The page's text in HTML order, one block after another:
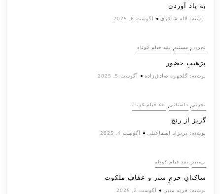
به یاد آوردن
نوشته: لاله شاکری آگوست 6, 2025
تجربی, مستند, نقد فیلم کوتاه
پرَهیب‌ِ حضور
نوشته: گلچهره صادق‌زاده آگوست 5, 2025
تجربی, داستانی, نقد فیلم کوتاه
گریز از رنج
نوشته: پریزاد اسماعیلی آگوست 4, 2025
مستند, نقد فیلم کوتاه
ساکنانِ حرمِ ستر و عفافِ ملکوت
نوشته: فرید متین آگوست 2, 2025